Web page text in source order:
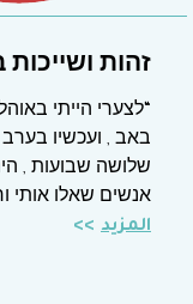
זהות ושייכות
“לצערי הייתי
באב , ועכשיו
שלושה שבועות ,
אנשים שאלו אותי
المزيد